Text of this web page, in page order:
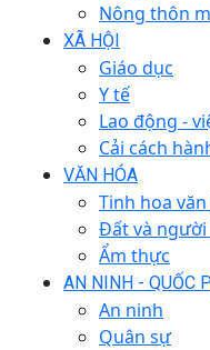
Nông thôn
XÃ HỘI
Giáo dục
Y tế
Lao động -
Cải cách
VĂN HÓA
Tinh hoa
Đất và người
Ẩm thực
AN NINH - QUỐC
An ninh
Quân sự